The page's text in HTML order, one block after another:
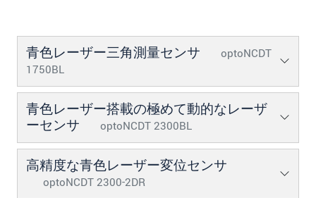
青色レーザー三角測量センサ
optoNCDT
1750BL
青色レーザー搭載の極めて動的なレーザ
ーセンサ
optoNCDT 2300BL
高精度な青色レーザー変位センサ
optoNCDT 2300-2DR